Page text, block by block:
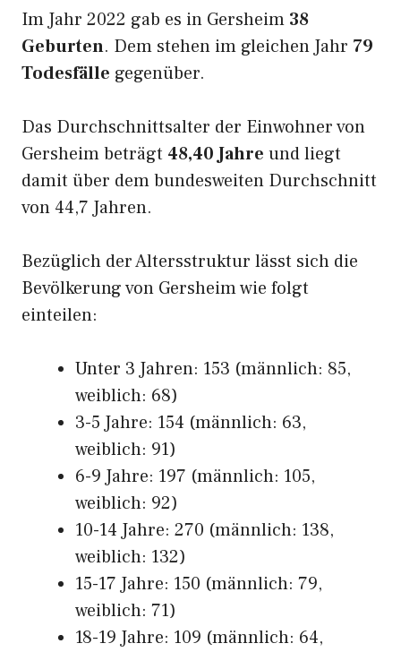
Im Jahr 2022 gab es in Gersheim 38
Geburten. Dem stehen im gleichen Jahr 79
Todesfälle gegenüber.
Das Durchschnittsalter der Einwohner von
Gersheim beträgt 48,40 Jahre und liegt
damit über dem bundesweiten Durchschnitt
von 44,7 Jahren.
Bezüglich der Altersstruktur lässt sich die
Bevölkerung von Gersheim wie folgt
einteilen:
Unter 3 Jahren: 153 (männlich: 85,
weiblich: 68)
3-5 Jahre: 154 (männlich: 63,
weiblich: 91)
6-9 Jahre: 197 (männlich: 105,
weiblich: 92)
10-14 Jahre: 270 (männlich: 138,
weiblich: 132)
15-17 Jahre: 150 (männlich: 79,
weiblich: 71)
18-19 Jahre: 109 (männlich: 64,